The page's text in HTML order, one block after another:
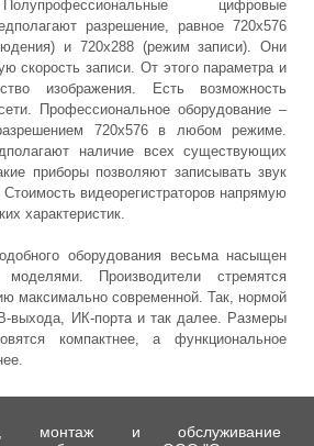
цифровые
разрешение, равное 720х576
и 720х288 (режим записи). Они
скорость записи. От этого параметра и
изображения. Есть возможность
Профессиональное оборудование –
720х576 в любом режиме.
наличие всех существующих
приборы позволяют записывать звук
видеорегистраторов напрямую
характеристик.
оборудования весьма насыщен
Производители стремятся
максимально современной. Так, нормой
выхода, ИК-порта и так далее. Размеры
компактнее, а функциональное
монтаж и обслуживание